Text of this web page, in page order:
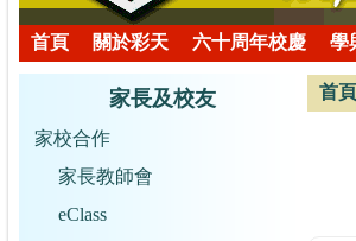
首頁 關於彩天 六十周年校慶 學
家長及校友
家校合作
家長教師會
eClass
首頁